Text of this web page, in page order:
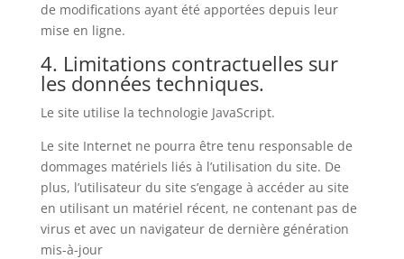
de modifications ayant été apportées depuis leur
mise en ligne.
4. Limitations contractuelles sur
les données techniques.
Le site utilise la technologie JavaScript.
Le site Internet ne pourra être tenu responsable de
dommages matériels liés à l’utilisation du site. De
plus, l’utilisateur du site s’engage à accéder au site
en utilisant un matériel récent, ne contenant pas de
virus et avec un navigateur de dernière génération
mis-à-jour